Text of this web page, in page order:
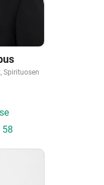
Spirituosen